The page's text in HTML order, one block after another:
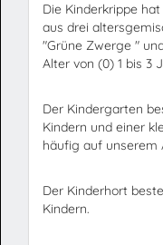
Die Kinderkrippe
aus drei
"Grüne Zwerge "
Alter von (0) 1 bis 3
Der Kindergarten
Kindern und einer
häufig auf unserem
Der Kinderhort
Kindern.